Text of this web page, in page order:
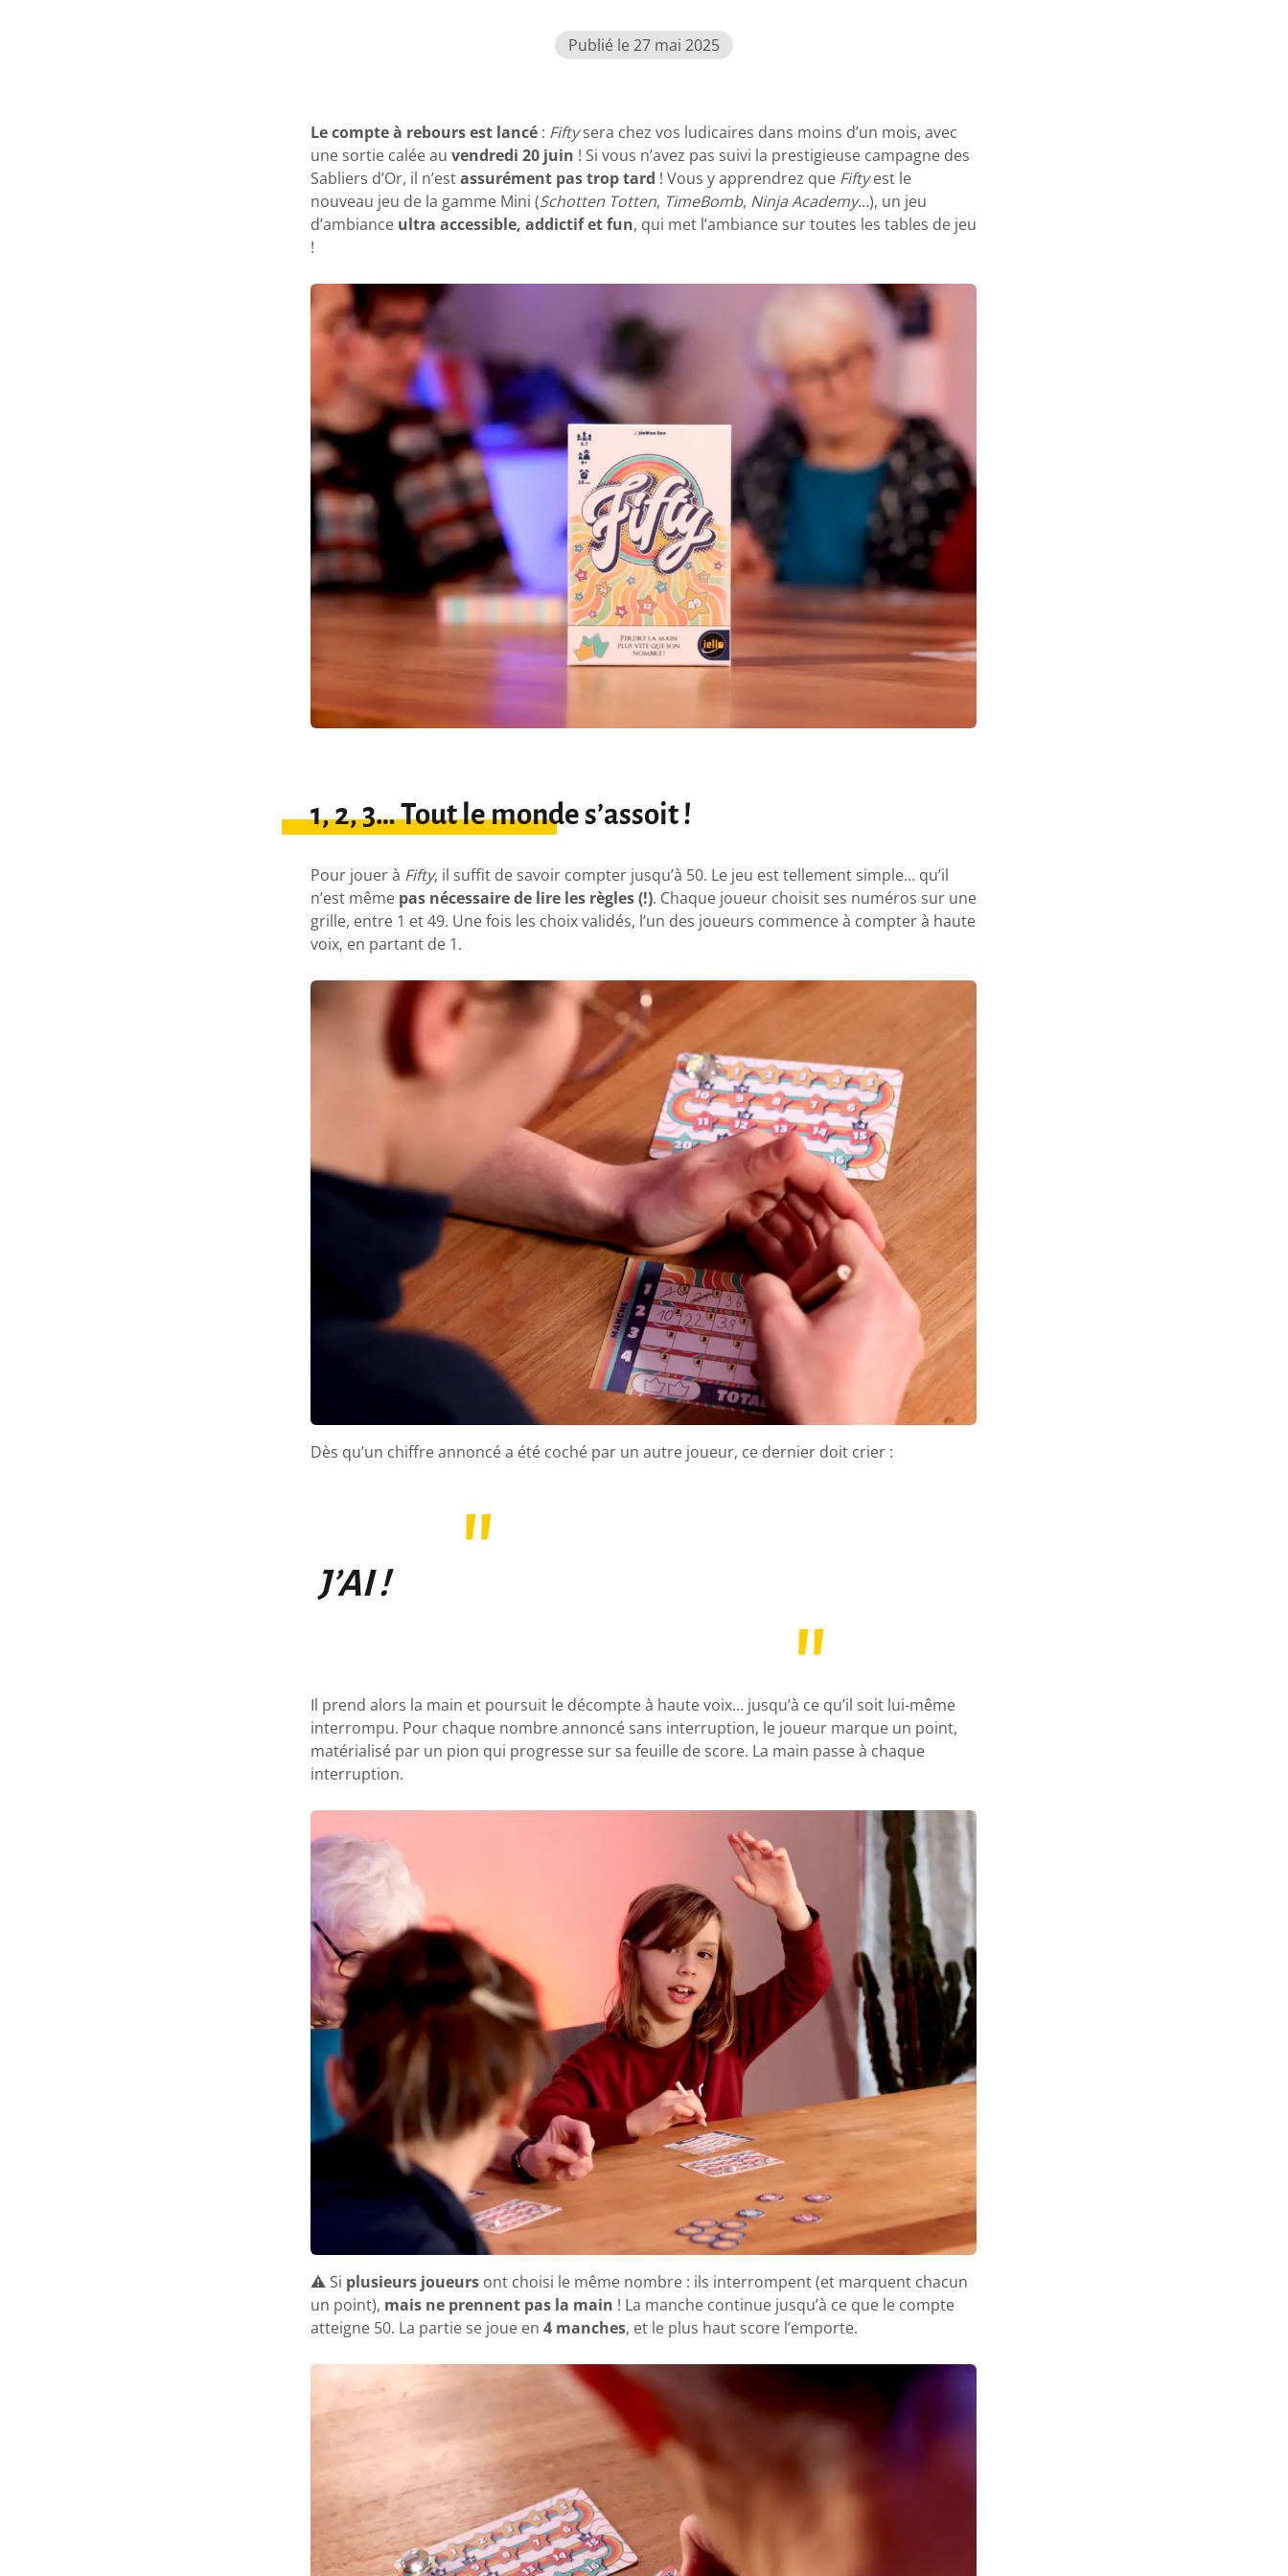
Publié le 27 mai 2025
Le compte à rebours est lancé : Fiftysera chez vos ludicaires dans moins d’un mois, avec
une sortie calée auvendredi 20 juin ! Si vous n’avez pas suivi la prestigieuse campagne des
Sabliers d’Or, il n’estassurément pas trop tard ! Vous y apprendrez que Fiftyest le
nouveau jeu de la gamme Mini (Schotten Totten, TimeBomb, Ninja Academy…), un jeu
d’ambiance ultra accessible, addictif et fun, qui met l’ambiance sur toutes les tables de jeu
!
1, 2, 3… Tout le monde s’assoit !
Pour jouer à Fifty, il suffit de savoir compter jusqu’à 50. Le jeu est tellement simple… qu’il
n’est même pas nécessaire de lire les règles (!). Chaque joueur choisit ses numéros sur une
grille, entre 1 et 49. Une fois les choix validés, l’un des joueurs commence à compter à haute
voix, en partant de 1.
Dès qu’un chiffre annoncé a été coché par un autre joueur, ce dernier doit crier :
J’AI !
Il prend alors la main et poursuit le décompte à haute voix… jusqu’à ce qu’il soit lui-même
interrompu. Pour chaque nombre annoncé sans interruption, le joueur marque un point,
matérialisé par un pion qui progresse sur sa feuille de score. La main passe à chaque
interruption.
⚠️ Si plusieurs joueurs ont choisi le même nombre : ils interrompent (et marquent chacun
un point), mais ne prennent pas la main ! La manche continue jusqu’à ce que le compte
atteigne 50. La partie se joue en4 manches, et le plus haut score l’emporte.